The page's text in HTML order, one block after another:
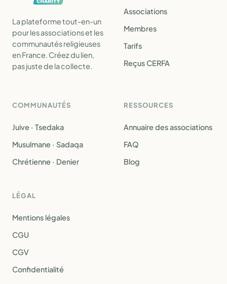
La plateforme tout-en-un
pour les associations et les
communautés religieuses
en France. Créez du lien,
pas juste de la collecte.
Associations
Membres
Tarifs
Reçus CERFA
COMMUNAUTÉS
Juive · Tsedaka
Musulmane · Sadaqa
Chrétienne · Denier
RESSOURCES
Annuaire des associations
FAQ
Blog
LÉGAL
Mentions légales
CGU
CGV
Confidentialité